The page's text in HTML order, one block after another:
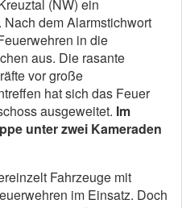
(NW) ein
dem Alarmstichwort
in die
aus. Die rasante
vor große
hat sich das Feuer
ausgeweitet. Im
unter zwei Kameraden
Fahrzeuge mit
im Einsatz. Doch